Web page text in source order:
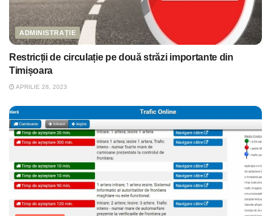
ADMINISTRAȚIE
Restricții de circulație pe două străzi importante din
Timișoara
APRILIE 28, 2023